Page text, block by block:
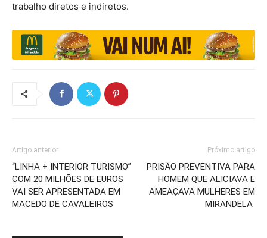
trabalho diretos e indiretos.
Artigo anterior
“LINHA + INTERIOR TURISMO”
COM 20 MILHÕES DE EUROS
VAI SER APRESENTADA EM
MACEDO DE CAVALEIROS
Próximo artigo
PRISÃO PREVENTIVA PARA
HOMEM QUE ALICIAVA E
AMEAÇAVA MULHERES EM
MIRANDELA